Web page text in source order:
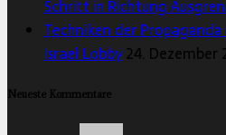
Schritt in Richtung
Techniken der
Israel Lobby24. Dezember
Neueste Kommentare